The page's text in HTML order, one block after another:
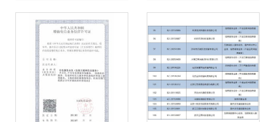
——聚焦第一类增
值电信业务新赛道 架